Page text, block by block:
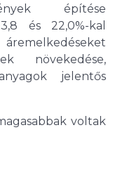
építése
és 22,0%-kal
növekedése,
jelentős
voltak